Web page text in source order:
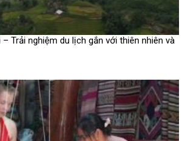
Trải nghiệm du lịch gắn với thiên nhiên và